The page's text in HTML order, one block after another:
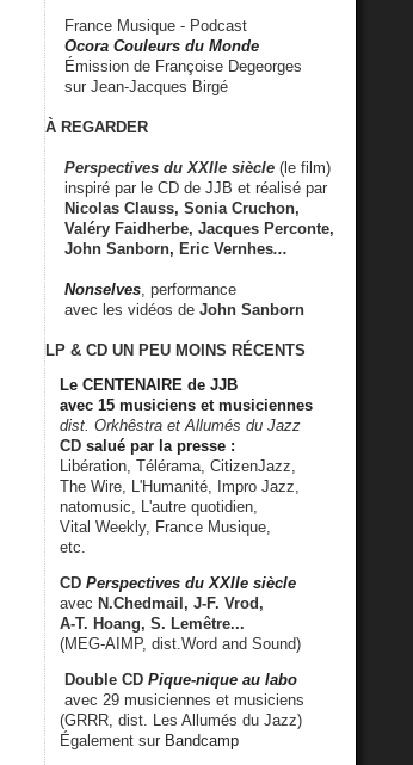
France Musique - Podcast
Ocora Couleurs du Monde
Émission de Françoise Degeorges
sur Jean-Jacques Birgé
À REGARDER
Perspectives du XXIIe siècle (le film)
inspiré par le CD de JJB et réalisé par
Nicolas Clauss, Sonia Cruchon,
Valéry Faidherbe, Jacques Perconte,
John Sanborn, Eric Vernhes...
Nonselves , performance
avec les vidéos de John Sanborn
LP & CD UN PEU MOINS RÉCENTS
Le CENTENAIRE de JJB
avec 15 musiciens et musiciennes
dist. Orkhêstra et Allumés du Jazz
CD salué par la presse :
Libération, Télérama, CitizenJazz,
The Wire, L'Humanité, Impro Jazz,
natomusic, L'autre quotidien,
Vital Weekly, France Musique,
etc.
CD Perspectives du XXIIe siècle
avec N.Chedmail, J-F. Vrod,
A-T. Hoang, S. Lemêtre...
(MEG-AIMP, dist.Word and Sound)
Double CD Pique-nique au labo
avec 29 musiciennes et musiciens
(GRRR, dist. Les Allumés du Jazz)
Également sur Bandcamp